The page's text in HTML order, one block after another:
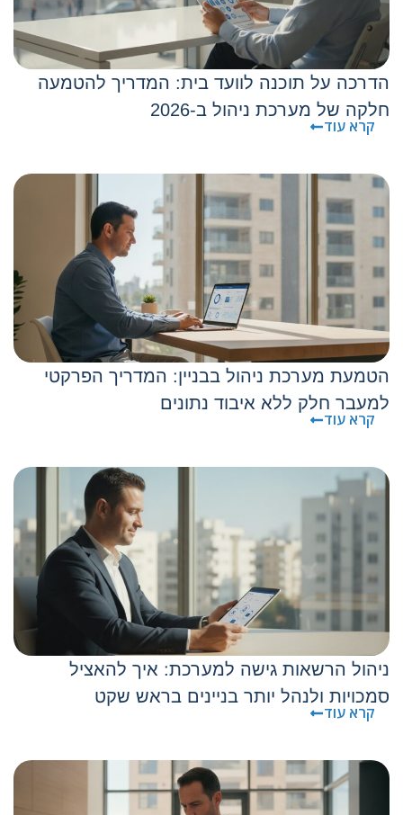
הדרכה על תוכנה לוועד בית: המדריך להטמעה
חלקה של מערכת ניהול ב-2026
קרא עוד
הטמעת מערכת ניהול בבניין: המדריך הפרקטי
למעבר חלק ללא איבוד נתונים
קרא עוד
ניהול הרשאות גישה למערכת: איך להאציל
סמכויות ולנהל יותר בניינים בראש שקט
קרא עוד